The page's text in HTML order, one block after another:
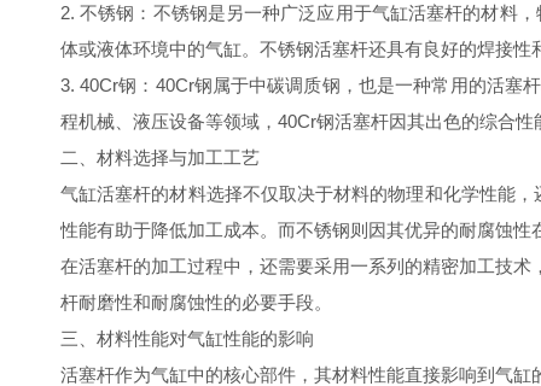
2. 不锈钢：不锈钢是另一种广泛应用于气缸活塞杆的材料
体或液体环境中的气缸。不锈钢活塞杆还具有良好的焊接
3. 40Cr钢：40Cr钢属于中碳调质钢，也是一种常用的活塞
程机械、液压设备等领域，40Cr钢活塞杆因其出色的综合性
二、材料选择与加工工艺
气缸活塞杆的材料选择不仅取决于材料的物理和化学性能
性能有助于降低加工成本。而不锈钢则因其优异的耐腐蚀
在活塞杆的加工过程中，还需要采用一系列的精密加工技
杆耐磨性和耐腐蚀性的必要手段。
三、材料性能对气缸性能的影响
活塞杆作为气缸中的核心部件，其材料性能直接影响到气